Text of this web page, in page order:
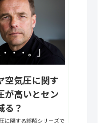
空気圧に関す
高いとセン
る？
に関する誤解シリーズで